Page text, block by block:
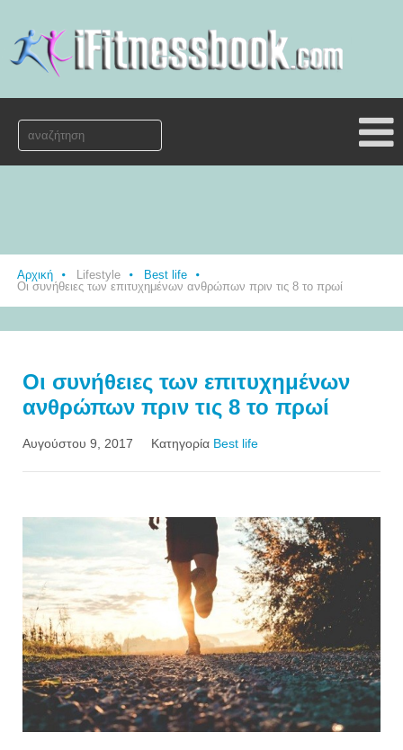
Αρχική Lifestyle
Best life
Οι συνήθειες των επιτυχημένων ανθρώπων πριν τις 8 το πρωί
Οι συνήθειες των επιτυχημένων
ανθρώπων πριν τις 8 το πρωί
Αυγούστου 9, 2017 Κατηγορία Best life